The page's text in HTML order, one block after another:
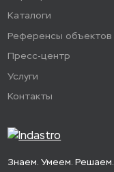
Знаем. Умеем. Решаем.
Каталоги
Референсы объектов
Пресс-центр
Услуги
Контакты